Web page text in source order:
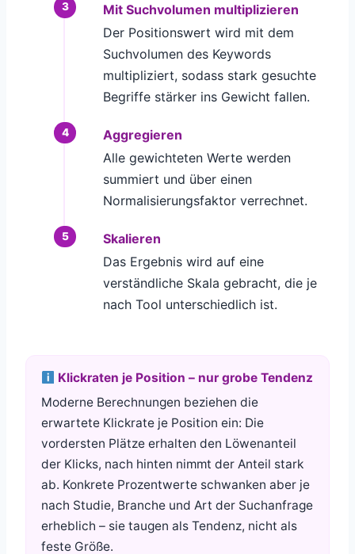
Mit Suchvolumen multiplizieren
Der Positionswert wird mit dem
Suchvolumen des Keywords
multipliziert, sodass stark gesuchte
Begriffe stärker ins Gewicht fallen.
Aggregieren
Alle gewichteten Werte werden
summiert und über einen
Normalisierungsfaktor verrechnet.
Skalieren
Das Ergebnis wird auf eine
verständliche Skala gebracht, die je
nach Tool unterschiedlich ist.
Klickraten je Position – nur grobe Tendenz
Moderne Berechnungen beziehen die
erwartete Klickrate je Position ein: Die
vordersten Plätze erhalten den Löwenanteil
der Klicks, nach hinten nimmt der Anteil stark
ab. Konkrete Prozentwerte schwanken aber je
nach Studie, Branche und Art der Suchanfrage
erheblich – sie taugen als Tendenz, nicht als
feste Größe.